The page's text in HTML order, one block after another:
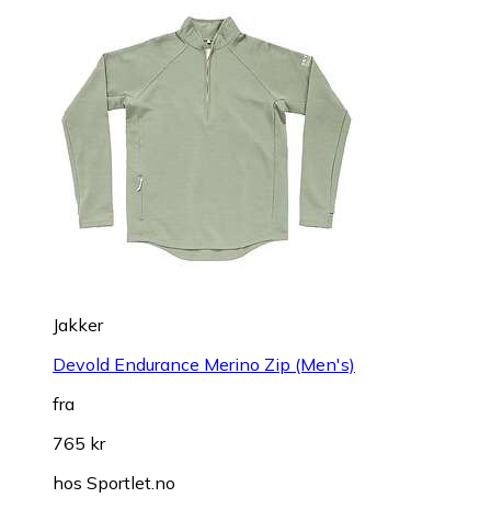
Jakker
Devold Endurance Merino Zip (Men's)
fra
765 kr
hos Sportlet.no